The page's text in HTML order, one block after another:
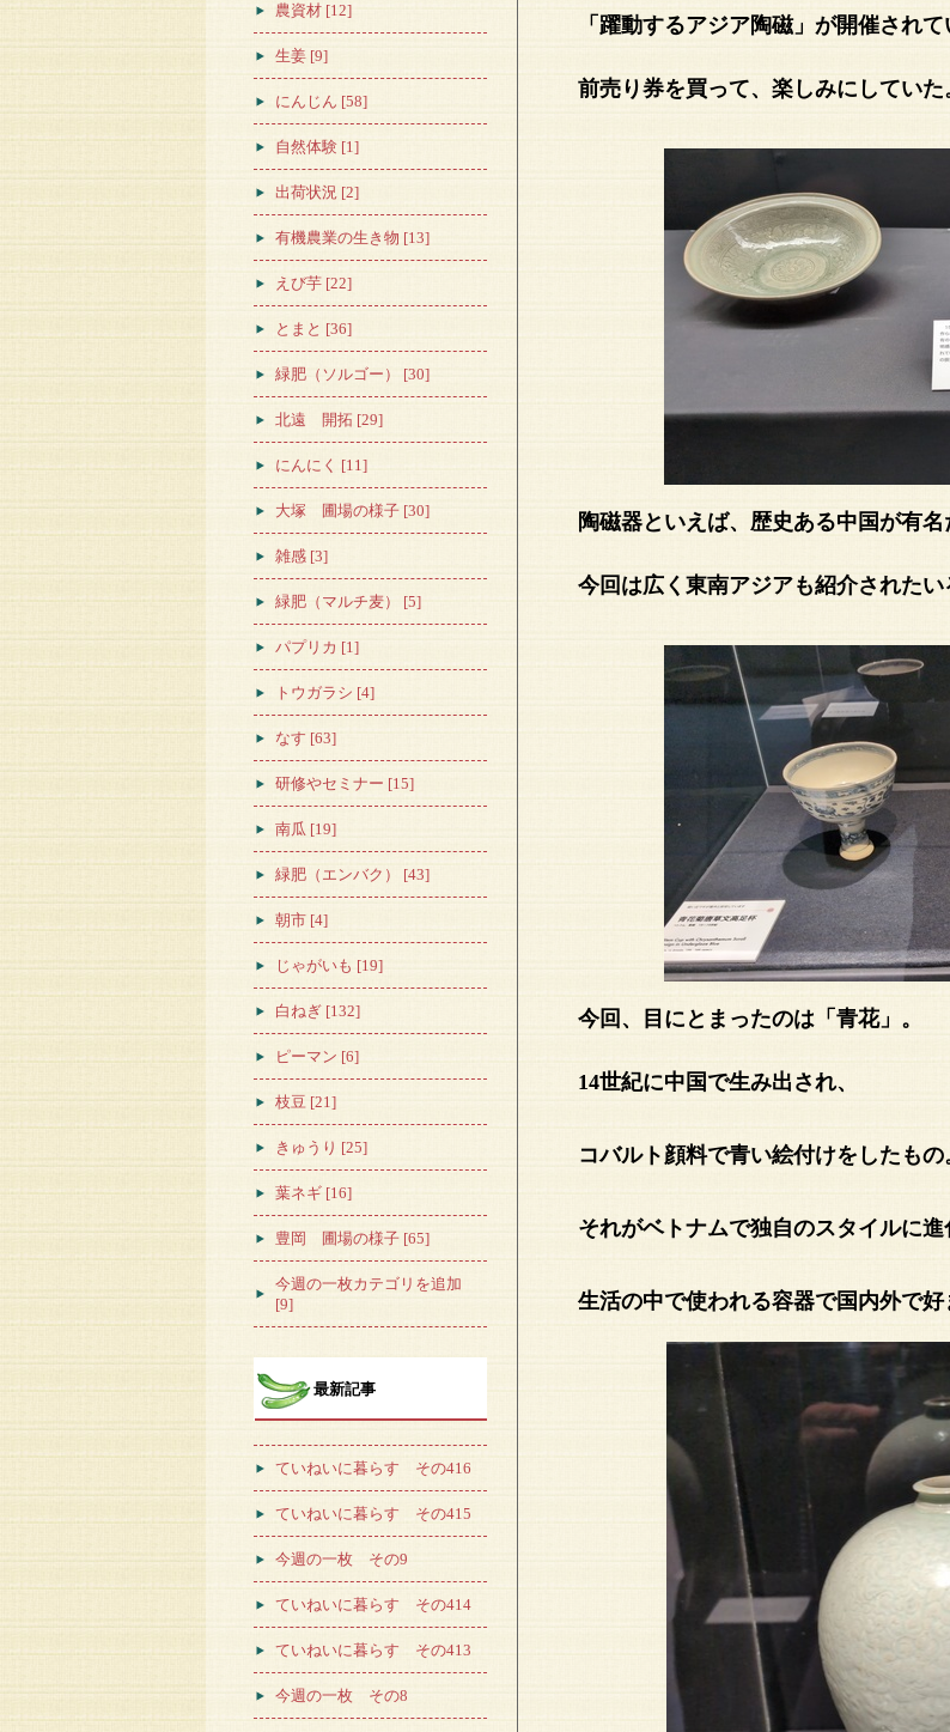
「躍動するアジア陶磁」が開催されて
前売り券を買って、楽しみにしていた
陶磁器といえば、歴史ある中国が有名
今回は広く東南アジアも紹介されたい
今回、目にとまったのは「青花」。
14世紀に中国で生み出され、
コバルト顔料で青い絵付けをしたもの
それがベトナムで独自のスタイルに進
生活の中で使われる容器で国内外で好
農資材 [12]
生姜 [9]
にんじん [58]
自然体験 [1]
出荷状況 [2]
有機農業の生き物 [13]
えび芋 [22]
とまと [36]
緑肥（ソルゴー） [30]
北遠 開拓 [29]
にんにく [11]
大塚 圃場の様子 [30]
雑感 [3]
緑肥（マルチ麦） [5]
パプリカ [1]
トウガラシ [4]
なす [63]
研修やセミナー [15]
南瓜 [19]
緑肥（エンバク） [43]
朝市 [4]
じゃがいも [19]
白ねぎ [132]
ピーマン [6]
枝豆 [21]
きゅうり [25]
葉ネギ [16]
豊岡 圃場の様子 [65]
今週の一枚カテゴリを追加
[9]
最新記事
ていねいに暮らす その416
ていねいに暮らす その415
今週の一枚 その9
ていねいに暮らす その414
ていねいに暮らす その413
今週の一枚 その8